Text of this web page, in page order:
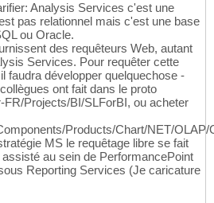
Analysis Services c'est une
pas relationnel mais c'est une base
ou Oracle.
des requêteurs Web, autant
Services. Pour requêter cette
faudra développer quelquechose -
ont fait dans le proto
Projects/BI/SLForBI, ou acheter
Products/Chart/NET/
MS le requêtage libre se fait
au sein de PerformancePoint
Reporting Services (Je caricature